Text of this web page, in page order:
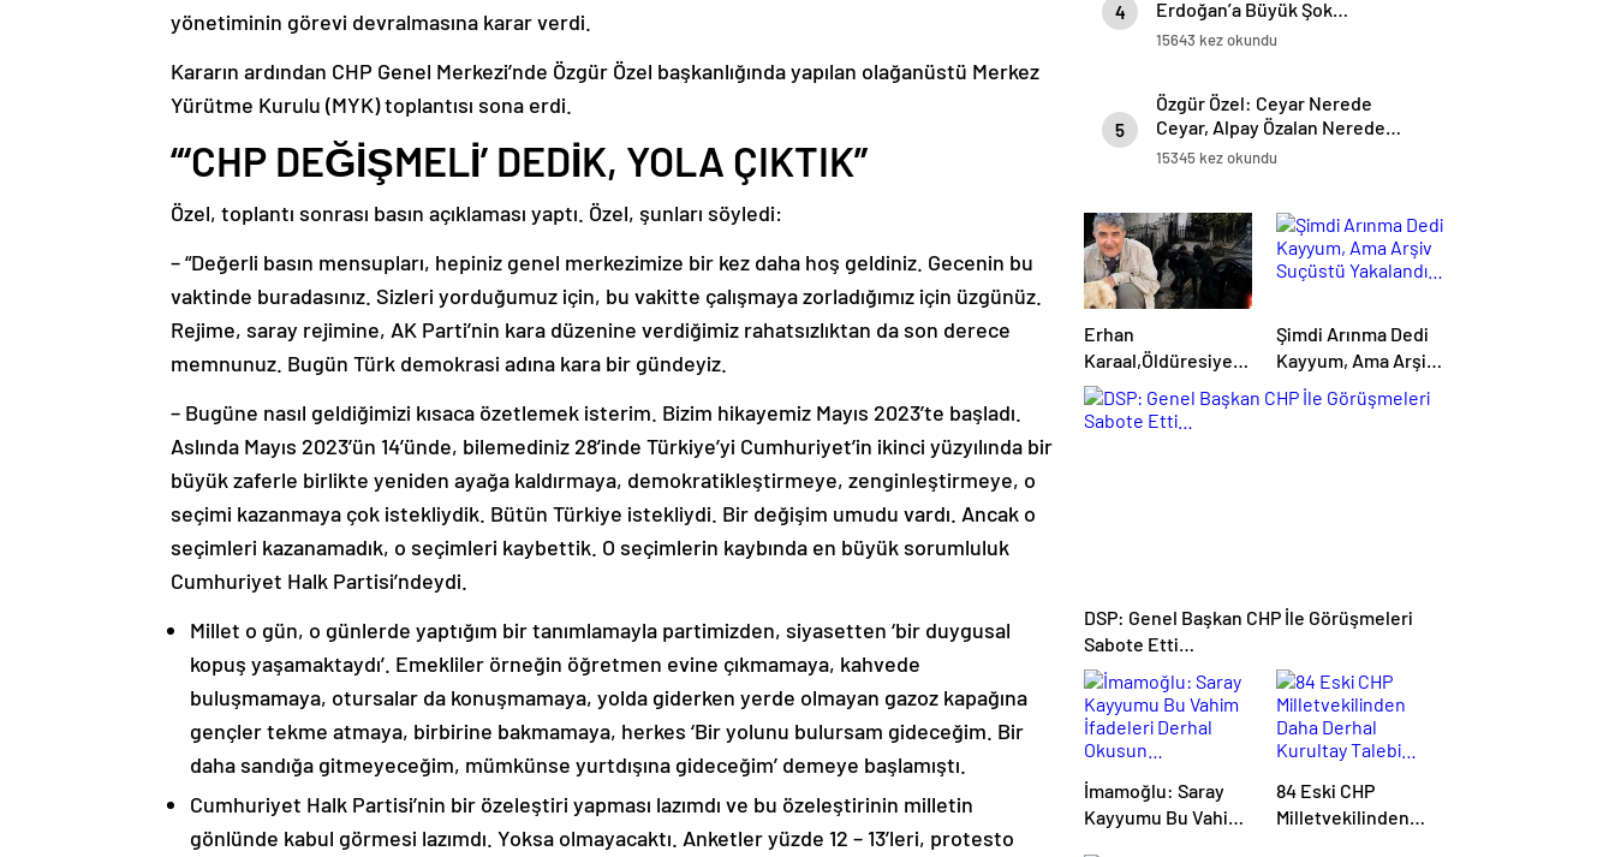
yönetiminin görevi devralmasına karar verdi.
Kararın ardından CHP Genel Merkezi’nde Özgür Özel başkanlığında yapılan olağanüstü Merkez
Yürütme Kurulu (MYK) toplantısı sona erdi.
“‘CHP DEĞİŞMELİ’ DEDİK, YOLA ÇIKTIK”
Özel, toplantı sonrası basın açıklaması yaptı. Özel, şunları söyledi:
– “Değerli basın mensupları, hepiniz genel merkezimize bir kez daha hoş geldiniz. Gecenin bu
vaktinde buradasınız. Sizleri yorduğumuz için, bu vakitte çalışmaya zorladığımız için üzgünüz.
Rejime, saray rejimine, AK Parti’nin kara düzenine verdiğimiz rahatsızlıktan da son derece
memnunuz. Bugün Türk demokrasi adına kara bir gündeyiz.
– Bugüne nasıl geldiğimizi kısaca özetlemek isterim. Bizim hikayemiz Mayıs 2023’te başladı.
Aslında Mayıs 2023’ün 14’ünde, bilemediniz 28’inde Türkiye’yi Cumhuriyet’in ikinci yüzyılında bir
büyük zaferle birlikte yeniden ayağa kaldırmaya, demokratikleştirmeye, zenginleştirmeye, o
seçimi kazanmaya çok istekliydik. Bütün Türkiye istekliydi. Bir değişim umudu vardı. Ancak o
seçimleri kazanamadık, o seçimleri kaybettik. O seçimlerin kaybında en büyük sorumluluk
Cumhuriyet Halk Partisi’ndeydi.
Millet o gün, o günlerde yaptığım bir tanımlamayla partimizden, siyasetten ‘bir duygusal
kopuş yaşamaktaydı’. Emekliler örneğin öğretmen evine çıkmamaya, kahvede
buluşmamaya, otursalar da konuşmamaya, yolda giderken yerde olmayan gazoz kapağına
gençler tekme atmaya, birbirine bakmamaya, herkes ‘Bir yolunu bulursam gideceğim. Bir
daha sandığa gitmeyeceğim, mümkünse yurtdışına gideceğim’ demeye başlamıştı.
Cumhuriyet Halk Partisi’nin bir özeleştiri yapması lazımdı ve bu özeleştirinin milletin
gönlünde kabul görmesi lazımdı. Yoksa olmayacaktı. Anketler yüzde 12 – 13’leri, protesto
4
Erdoğan’a Büyük Şok…
15643 kez okundu
5
Özgür Özel: Ceyar Nerede
Ceyar, Alpay Özalan Nerede…
15345 kez okundu
Erhan
Karaal,Öldüresiye
Dövülmüş Elleri,
Ayakları Bağlı
Şimdi Arınma Dedi
Kayyum, Ama Arşiv
Suçüstü Yakalandı…
DSP: Genel Başkan CHP İle Görüşmeleri
Sabote Etti…
İmamoğlu: Saray
Kayyumu Bu Vahim
84 Eski CHP
Milletvekilinden